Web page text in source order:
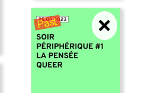
Past